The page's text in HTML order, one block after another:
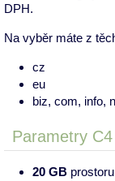
DPH.
Na vyběr máte z
cz
eu
biz, com, info,
Parametry
20 GB prostoru